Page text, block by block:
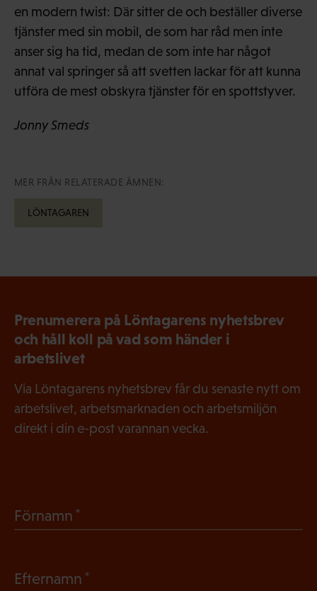
en modern twist: Där sitter de och beställer diverse
tjänster med sin mobil, de som har råd men inte
anser sig ha tid, medan de som inte har något
annat val springer så att svetten lackar för att kunna
utföra de mest obskyra tjänster för en spottstyver.
Jonny Smeds
MER FRÅN RELATERADE ÄMNEN:
LÖNTAGAREN
Prenumerera på Löntagarens nyhetsbrev
och håll koll på vad som händer i
arbetslivet
Via Löntagarens nyhetsbrev får du senaste nytt om
arbetslivet, arbetsmarknaden och arbetsmiljön
direkt i din e-post varannan vecka.
Förnamn
Efternamn